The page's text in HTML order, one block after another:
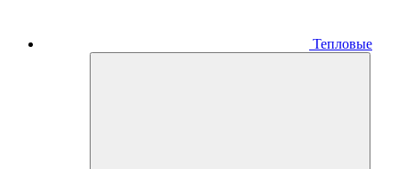
Тепловые